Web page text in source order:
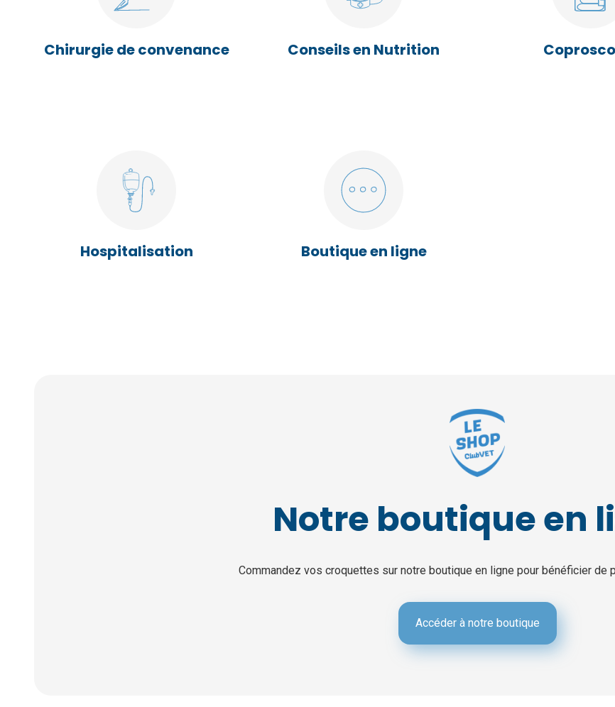
Chirurgie de convenance Conseils en Nutrition
Hospitalisation Boutique en ligne
Notre boutique en
Commandez vos croquettes sur notre boutique en ligne pour bénéficier de
Accéder à notre boutique